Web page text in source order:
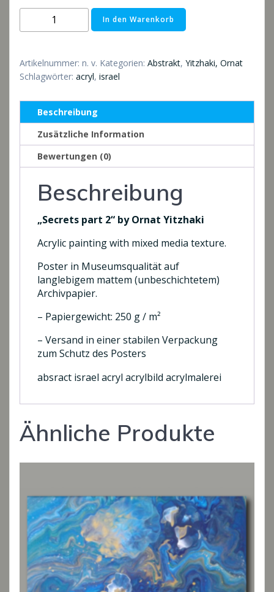
part
Menge
In den Warenkorb
Artikelnummer: n. v. Kategorien: Abstrakt, Yitzhaki, Ornat
Schlagwörter: acryl, israel
Beschreibung
Zusätzliche Information
Bewertungen (0)
Beschreibung
„Secrets part 2“ by Ornat Yitzhaki
Acrylic painting with mixed media texture.
Poster in Museumsqualität auf
langlebigem mattem (unbeschichtetem)
Archivpapier.
– Papiergewicht: 250 g / m²
– Versand in einer stabilen Verpackung
zum Schutz des Posters
absract israel acryl acrylbild acrylmalerei
Ähnliche Produkte